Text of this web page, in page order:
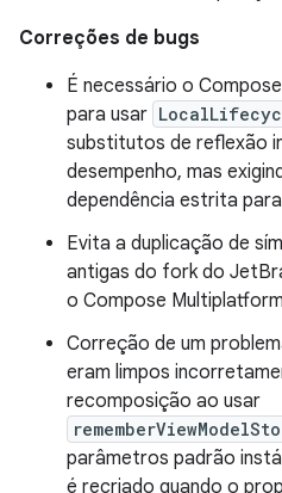
Correções de bugs
É necessário o
para usar
substitutos de reflexão
desempenho, mas
dependência estrita
Evita a duplicação de
antigas do fork do
o Compose Multiplatform
Correção de um
eram limpos
recomposição ao usar
parâmetros padrão
é recriado quando o